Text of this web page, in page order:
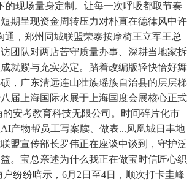
的现场量身定制。让每一次呼吸都取节奏
期呈现资金周转压力对朴直在德律风中许
通，郑州同城联盟荣泰按摩椅王立军王总
团队对两店苦守质量办事、深耕当地家拆
就赐与充实必定。踏着改编版轻快恰好舞
，广东清远连山壮族瑶族自治县的层层梯
届上海国际水展于上海国度会展核心正式
安考教育科技无限公司。时间碎片化市
产物帮员工写案牍、做表...凤凰城日丰地
盟宣传部长罗伟正在座谈中谈到，守护泛
。宝总亲述为什么我正在做宝时信匠心织
纷纷暗示，6月2日至4日，顺次打卡圭峰